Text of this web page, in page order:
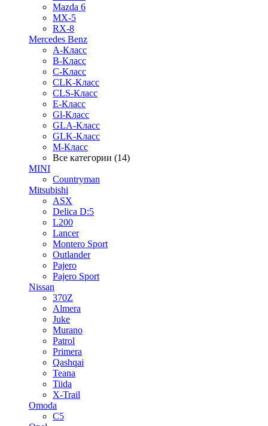
Mazda 6
MX-5
RX-8
Mercedes Benz
A-Класс
B-Класс
C-Класс
CLK-Класс
CLS-Класс
E-Класс
Gl-Класс
GLA-Класс
GLK-Класс
M-Класс
Все категории (14)
MINI
Countryman
Mitsubishi
ASX
Delica D:5
L200
Lancer
Montero Sport
Outlander
Pajero
Pajero Sport
Nissan
370Z
Almera
Juke
Murano
Patrol
Primera
Qashqai
Teana
Tiida
X-Trail
Omoda
C5